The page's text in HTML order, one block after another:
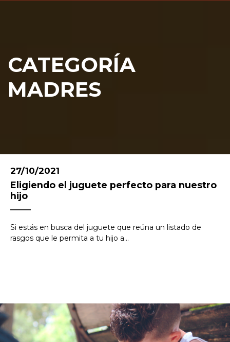
CATEGORÍA
MADRES
27/10/2021
Eligiendo el juguete perfecto para nuestro
hijo
Si estás en busca del juguete que reúna un listado de
rasgos que le permita a tu hijo a...